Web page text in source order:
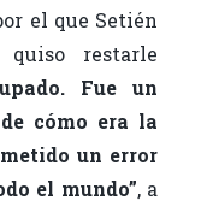
el que Setién
restarle
Fue un
cómo era la
un error
el mundo”, a